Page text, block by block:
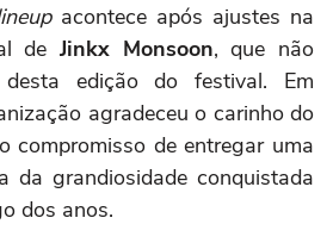
acontece após ajustes na
de Jinkx Monsoon, que não
edição do festival. Em
agradeceu o carinho do
compromisso de entregar uma
da grandiosidade conquistada
dos anos.